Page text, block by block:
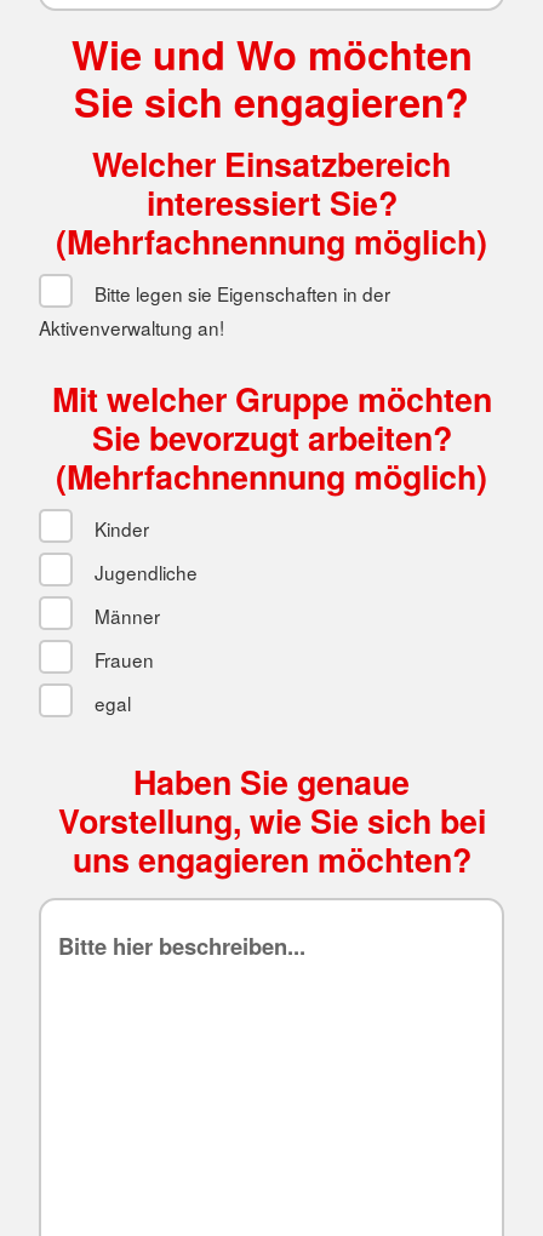
Wie und Wo möchten
Sie sich engagieren?
Welcher Einsatzbereich
interessiert Sie?
(Mehrfachnennung möglich)
Bitte legen sie Eigenschaften in der
Aktivenverwaltung an!
Mit welcher Gruppe möchten
Sie bevorzugt arbeiten?
(Mehrfachnennung möglich)
Kinder
Jugendliche
Männer
Frauen
egal
Haben Sie genaue
Vorstellung, wie Sie sich bei
uns engagieren möchten?